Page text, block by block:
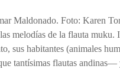
Maldonado. Foto: Karen
melodías de la flauta
sus habitantes (animales
tantísimas flautas andinas—